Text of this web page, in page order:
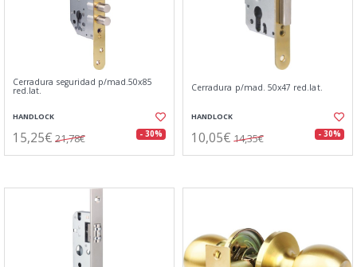
Cerradura seguridad p/mad.50x85
red.lat.
HANDLOCK
15,25€ 21,78€ - 30%
Cerradura p/mad. 50x47 red.lat.
HANDLOCK
10,05€ 14,35€ - 30%